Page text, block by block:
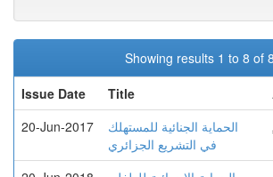
Showing results 1 to 8 of 8
Issue Date
Title
20-Jun-2017
الحماية الجنائية للمستهلك
في التشريع الجزائري